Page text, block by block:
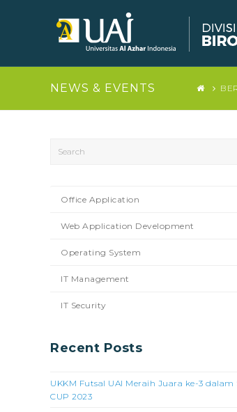
NEWS & EVENTS
Office Application
Web Application Development
Operating System
IT Management
IT Security
Recent Posts
UKKM Futsal UAI Meraih Juara ke-3 dalam
CUP 2023